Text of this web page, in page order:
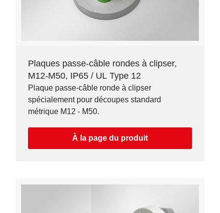
Plaques passe-câble rondes à clipser,
M12-M50, IP65 / UL Type 12
Plaque passe-câble ronde à clipser
spécialement pour découpes standard
métrique M12 - M50.
À la page du produit